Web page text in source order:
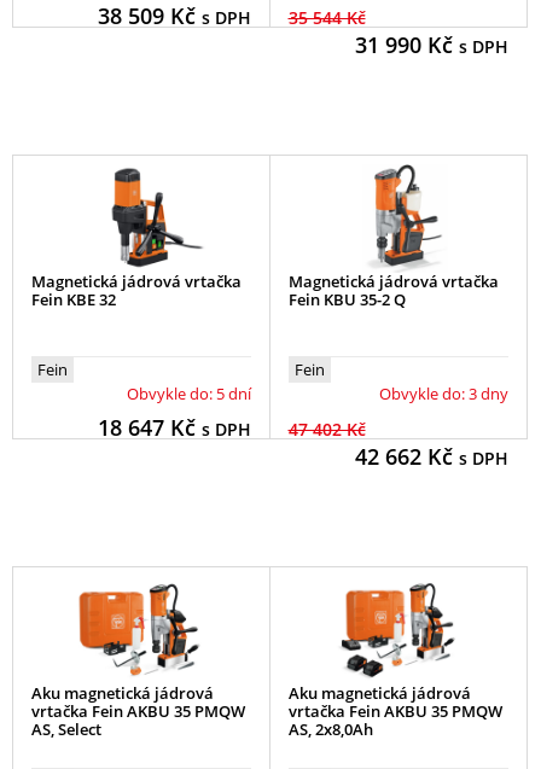
38 509Kč s DPH 35 544 Kč
31 990Kč s DPH
Magnetická jádrová vrtačka
Fein KBE 32
Fein
Obvykle do: 5 dní
18 647Kč s DPH
Magnetická jádrová vrtačka
Fein KBU 35-2 Q
Fein
Obvykle do: 3 dny
47 402 Kč
42 662Kč s DPH
Aku magnetická jádrová
vrtačka Fein AKBU 35 PMQW
AS, Select
Aku magnetická jádrová
vrtačka Fein AKBU 35 PMQW
AS, 2x8,0Ah